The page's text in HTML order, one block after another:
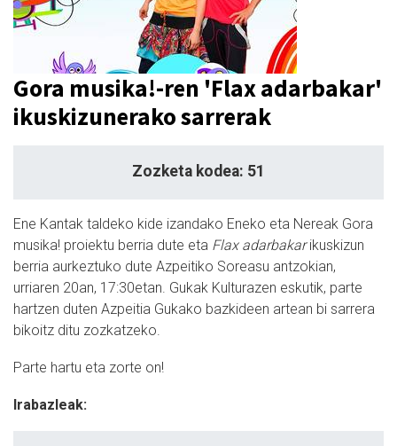
Gora musika!-ren 'Flax adarbakar'
ikuskizunerako sarrerak
Zozketa kodea: 51
Ene Kantak taldeko kide izandako Eneko eta Nereak Gora
musika! proiektu berria dute eta Flax adarbakarikuskizun
berria aurkeztuko dute Azpeitiko Soreasu antzokian,
urriaren 20an, 17:30etan. Gukak Kulturazen eskutik, parte
hartzen duten Azpeitia Gukako bazkideen artean bi sarrera
bikoitz ditu zozkatzeko.
Parte hartu eta zorte on!
Irabazleak: